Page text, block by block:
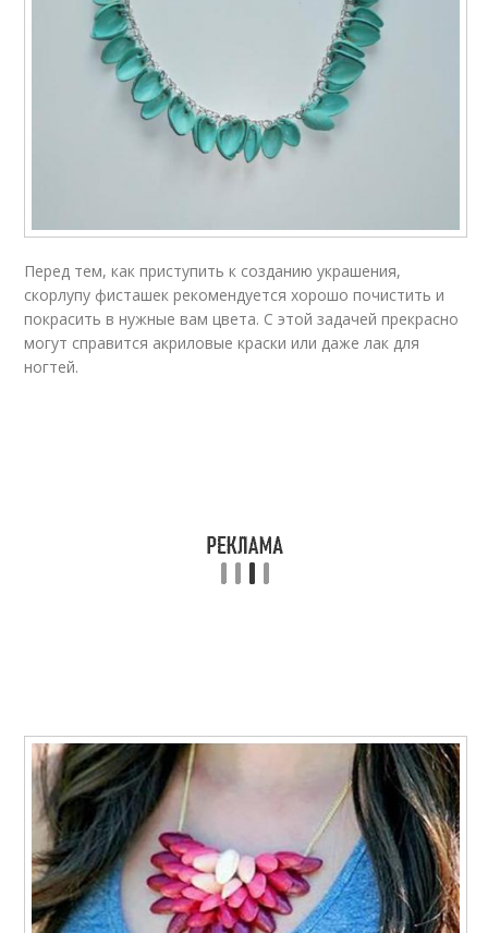
Перед тем, как приступить к созданию украшения,
скорлупу фисташек рекомендуется хорошо почистить и
покрасить в нужные вам цвета. С этой задачей прекрасно
могут справится акриловые краски или даже лак для
ногтей.